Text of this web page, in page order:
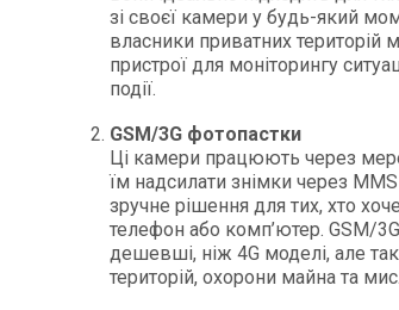
зі своєї камери у будь-який
власники приватних територій
пристрої для моніторингу
події.
GSM/3G фотопастки
Ці камери працюють через
їм надсилати знімки через
зручне рішення для тих, хто
телефон або комп’ютер. GSM/
дешевші, ніж 4G моделі, але
територій, охорони майна та